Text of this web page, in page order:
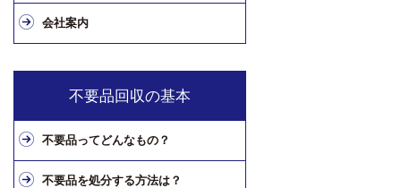
会社案内
不要品回収の基本
不要品ってどんなもの？
不要品を処分する方法は？